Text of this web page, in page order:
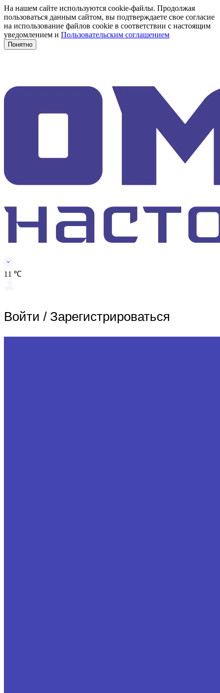
На нашем сайте используются cookie-файлы. Продолжая
пользоваться данным сайтом, вы подтверждаете свое согласие
на использование файлов cookie в соответствии с настоящим
уведомлением и Пользовательским соглашением
Понятно
11 ℃
Войти / Зарегистрироваться